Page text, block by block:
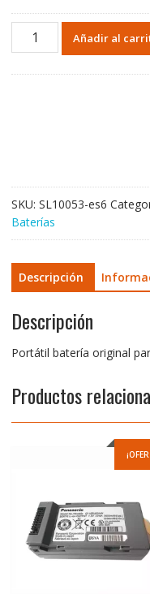
Portátil
batería
cantidad
Añadir al
SKU: SL10053-es6
Baterías
Descripción
Descripción
Portátil batería original
Productos